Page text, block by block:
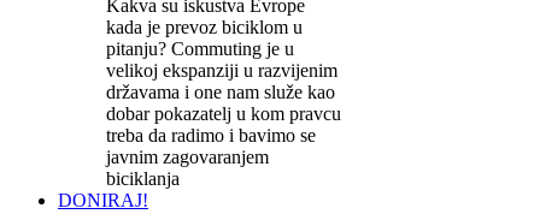
Kakva su iskustva Evrope
kada je prevoz biciklom u
pitanju? Commuting je u
velikoj ekspanziji u razvijenim
državama i one nam služe kao
dobar pokazatelj u kom pravcu
treba da radimo i bavimo se
javnim zagovaranjem
biciklanja
DONIRAJ!